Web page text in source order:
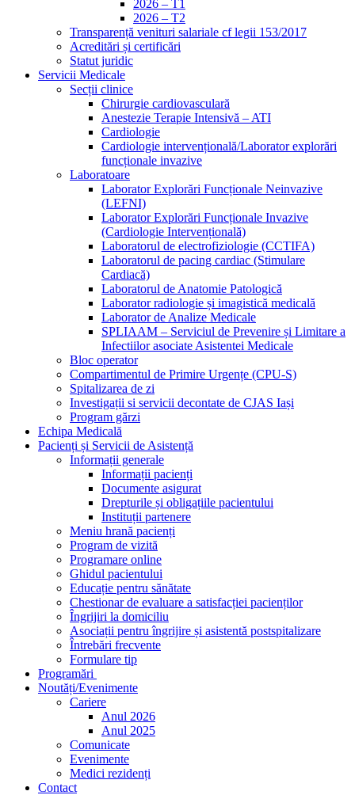
2026 – T1
2026 – T2
Transparență venituri salariale cf legii 153/2017
Acreditări și certificări
Statut juridic
Servicii Medicale
Secții clinice
Chirurgie cardiovasculară
Anestezie Terapie Intensivă – ATI
Cardiologie
Cardiologie intervențională/Laborator explorări
funcționale invazive
Laboratoare
Laborator Explorări Funcționale Neinvazive
(LEFNI)
Laborator Explorări Funcționale Invazive
(Cardiologie Intervențională)
Laboratorul de electrofiziologie (CCTIFA)
Laboratorul de pacing cardiac (Stimulare
Cardiacă)
Laboratorul de Anatomie Patologică
Laborator radiologie și imagistică medicală
Laborator de Analize Medicale
SPLIAAM – Serviciul de Prevenire și Limitare a
Infectiilor asociate Asistentei Medicale
Bloc operator
Compartimentul de Primire Urgențe (CPU-S)
Spitalizarea de zi
Investigații si servicii decontate de CJAS Iași
Program gărzi
Echipa Medicală
Pacienți și Servicii de Asistență
Informații generale
Informații pacienți
Documente asigurat
Drepturile și obligațiile pacientului
Instituții partenere
Meniu hrană pacienți
Program de vizită
Programare online
Ghidul pacientului
Educație pentru sănătate
Chestionar de evaluare a satisfacției pacienților
Îngrijiri la domiciliu
Asociații pentru îngrijire și asistentă postspitalizare
Întrebări frecvente
Formulare tip
Programări
Noutăți/Evenimente
Cariere
Anul 2026
Anul 2025
Comunicate
Evenimente
Medici rezidenți
Contact